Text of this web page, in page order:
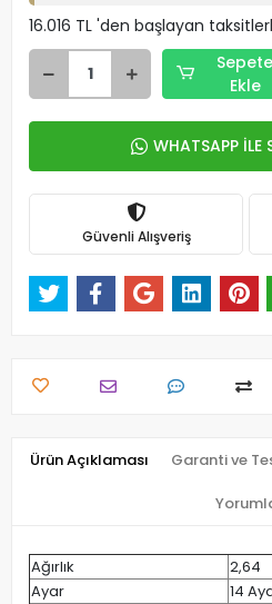
16.016 TL 'den başlayan
Sepete
Ekle
WHATSAPP İLE
Güvenli Alışveriş
Ürün Açıklaması Garanti ve
Ağırlık
2,64
Ayar
14